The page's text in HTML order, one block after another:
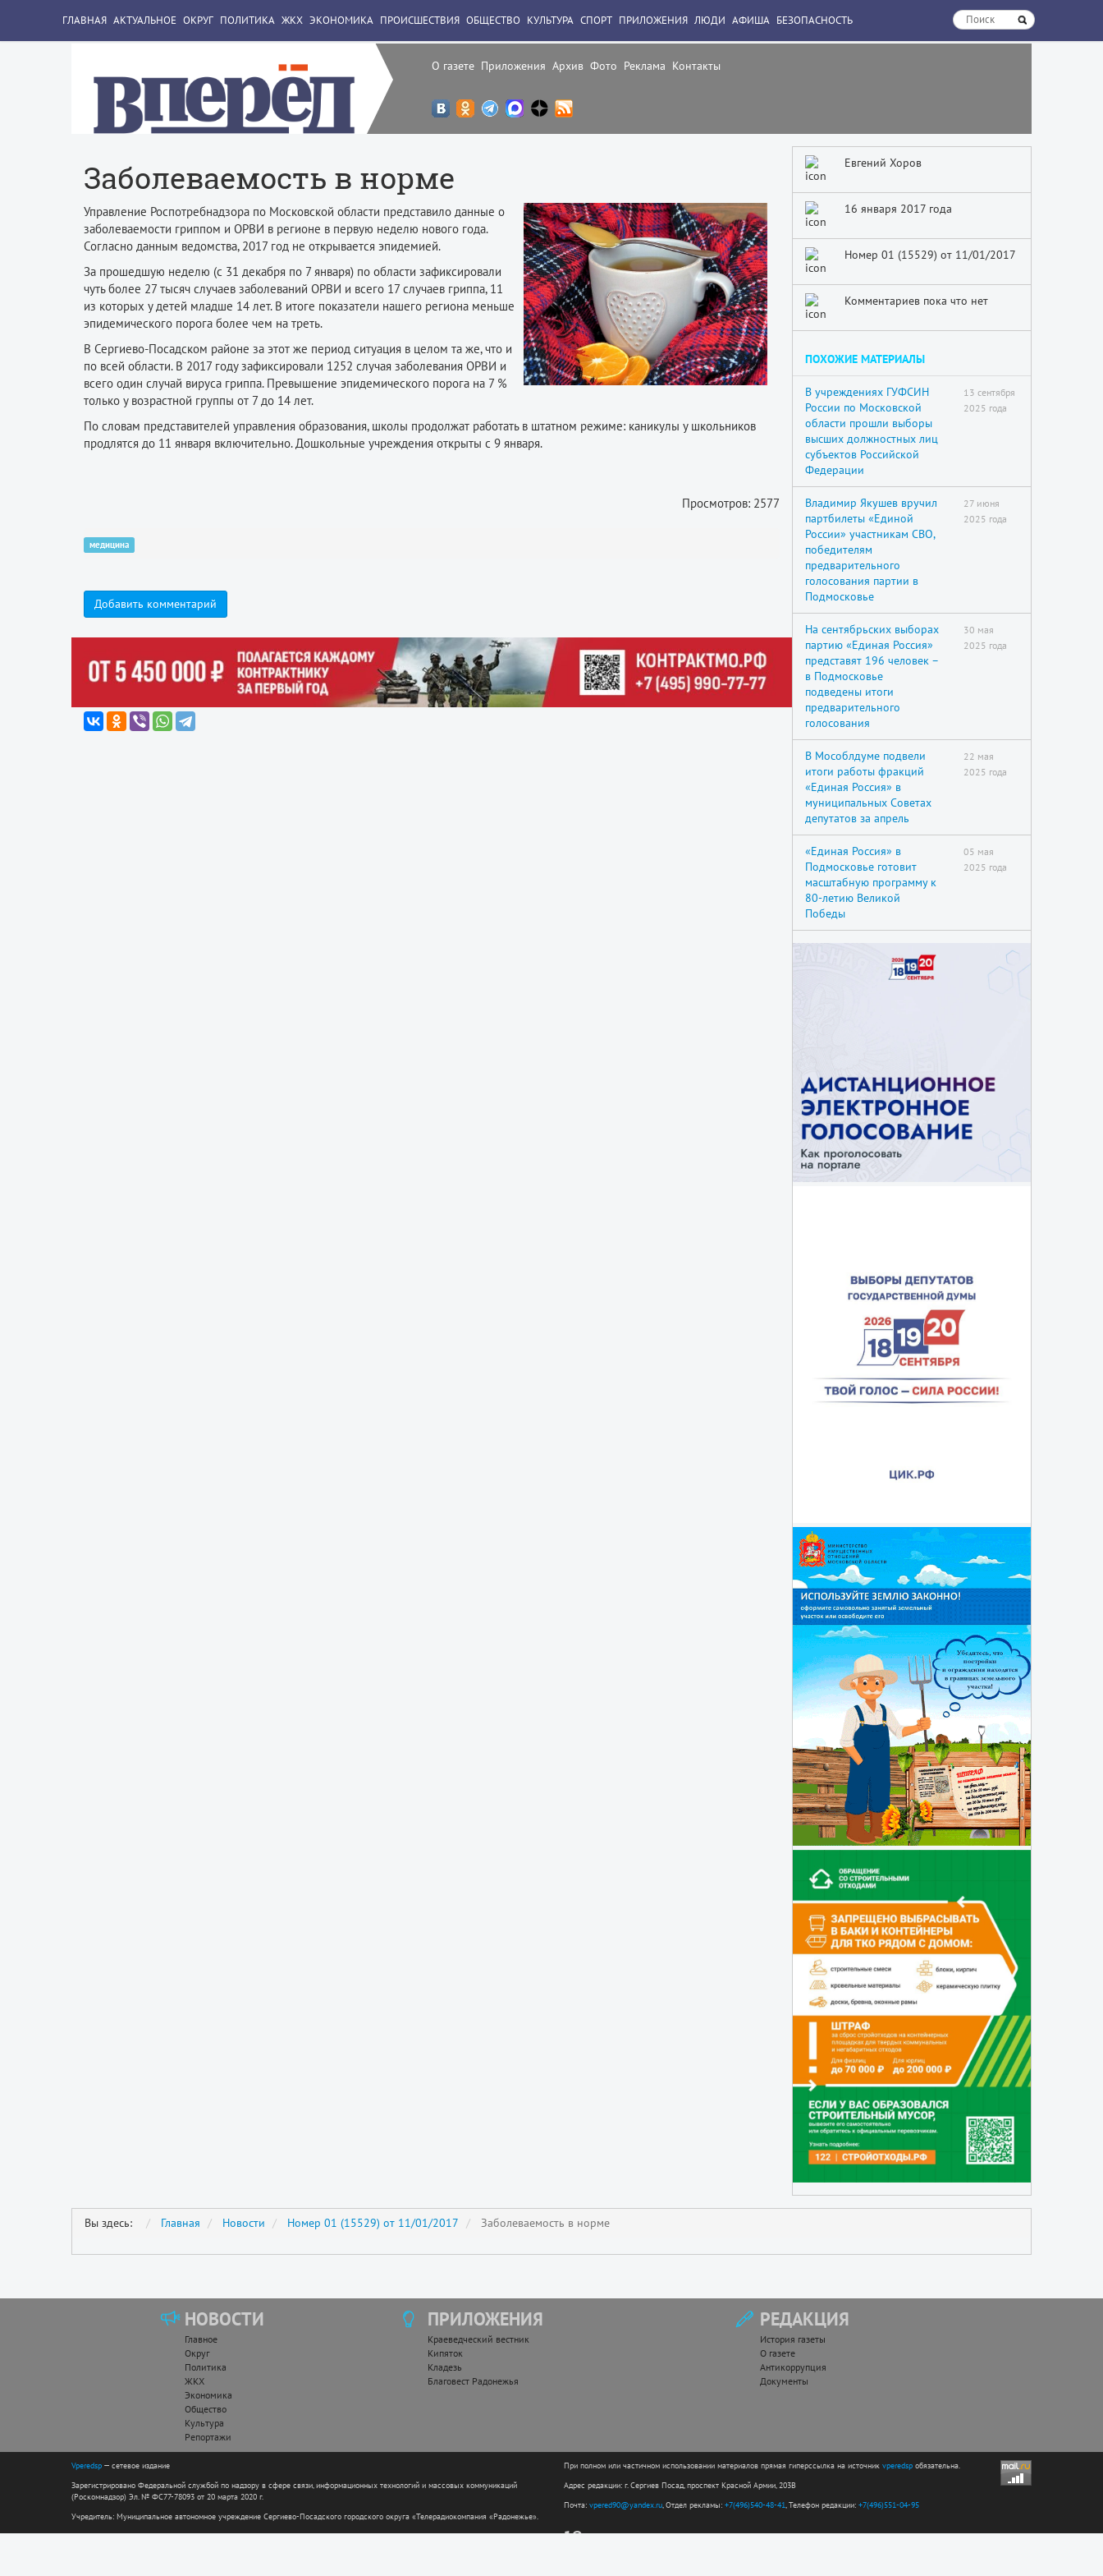
О газете Приложения Архив Фото Реклама Контакты
ГЛАВНАЯ АКТУАЛЬНОЕ ОКРУГ ПОЛИТИКА ЖКХ ЭКОНОМИКА ПРОИСШЕСТВИЯ ОБЩЕСТВО КУЛЬТУРА СПОРТ ПРИЛОЖЕНИЯ ЛЮДИ АФИША БЕЗОПАСНОСТЬ
Заболеваемость в норме
Управление Роспотребнадзора по Московской области представило данные о
заболеваемости гриппом и ОРВИ в регионе в первую неделю нового года.
Согласно данным ведомства, 2017 год не открывается эпидемией.
За прошедшую неделю (с 31 декабря по 7 января) по области зафиксировали
чуть более 27 тысяч случаев заболеваний ОРВИ и всего 17 случаев гриппа, 11
из которых у детей младше 14 лет. В итоге показатели нашего региона меньше
эпидемического порога более чем на треть.
В Сергиево-Посадском районе за этот же период ситуация в целом та же, что и
по всей области. В 2017 году зафиксировали 1252 случая заболевания ОРВИ и
всего один случай вируса гриппа. Превышение эпидемического порога на 7 %
только у возрастной группы от 7 до 14 лет.
По словам представителей управления образования, школы продолжат работать в штатном режиме: каникулы у школьников
продлятся до 11 января включительно. Дошкольные учреждения открыты с 9 января.
Просмотров: 2577
медицина
Добавить комментарий
Евгений Хоров
16 января 2017 года
Номер 01 (15529) от 11/01/2017
Комментариев пока что нет
ПОХОЖИЕ МАТЕРИАЛЫ
В учреждениях ГУФСИН
России по Московской
области прошли выборы
высших должностных лиц
субъектов Российской
Федерации
13 сентября
2025 года
Владимир Якушев вручил
партбилеты «Единой
России» участникам СВО,
победителям
предварительного
голосования партии в
Подмосковье
27 июня
2025 года
На сентябрьских выборах
партию «Единая Россия»
представят 196 человек –
в Подмосковье
подведены итоги
предварительного
голосования
30 мая
2025 года
В Мособлдуме подвели
итоги работы фракций
«Единая Россия» в
муниципальных Советах
депутатов за апрель
22 мая
2025 года
«Единая Россия» в
Подмосковье готовит
масштабную программу к
80-летию Великой
Победы
05 мая
2025 года
Вы здесь: Главная Новости Номер 01 (15529) от 11/01/2017 Заболеваемость в норме
НОВОСТИ
Главное
Округ
Политика
ЖКХ
Экономика
Общество
Культура
Репортажи
ПРИЛОЖЕНИЯ
Краеведческий вестник
Кипяток
Кладезь
Благовест Радонежья
РЕДАКЦИЯ
История газеты
О газете
Антикоррупция
Документы
Vperedsp — сетевое издание
Зарегистрировано Федеральной службой по надзору в сфере связи, информационных технологий и массовых коммуникаций
(Роскомнадзор) Эл. № ФС77-78093 от 20 марта 2020 г.
Учредитель: Муниципальное автономное учреждение Сергиево-Посадского городского округа «Телерадиокомпания «Радонежье».
Директор: Андреева Н.Н. Гл. редактор: Николаева Е.С.
При полном или частичном использовании материалов прямая гиперссылка на источник vperedsp обязательна.
Адрес редакции: г. Сергиев Посад, проспект Красной Армии, 203В
Почта: vpered90@yandex.ru, Отдел рекламы: +7(496)540-48-41, Телефон редакции: +7(496)551-04-95
12+